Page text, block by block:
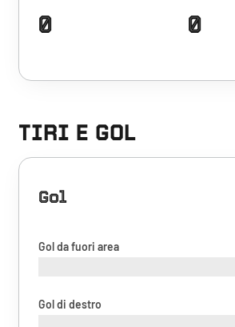
0 0
TIRI E GOL
Gol
Gol da fuori area
Gol di destro